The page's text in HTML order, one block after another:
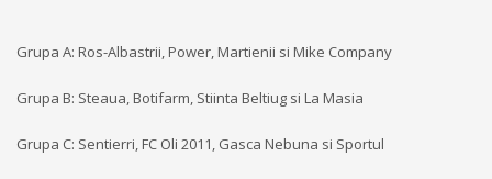
Grupa A: Ros-Albastrii, Power, Martienii si Mike Company
Grupa B: Steaua, Botifarm, Stiinta Beltiug si La Masia
Grupa C: Sentierri, FC Oli 2011, Gasca Nebuna si Sportul